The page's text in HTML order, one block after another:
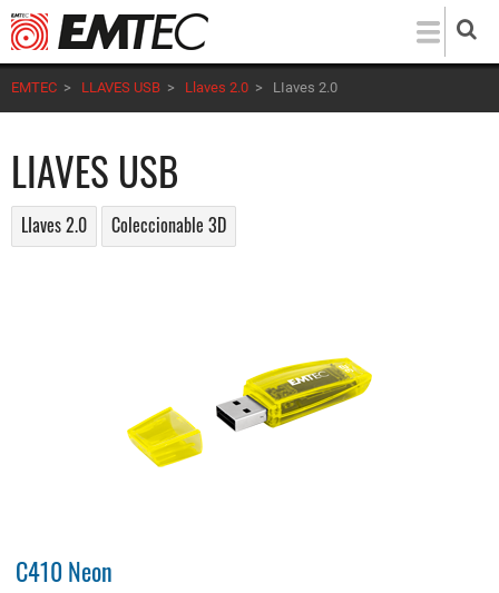
Pasar
al
contenido
principal
EMTEC > LLAVES USB > Llaves 2.0 > LIaves 2.0
LIAVES USB
LIaves 2.0 Coleccionable 3D
C410 Neon